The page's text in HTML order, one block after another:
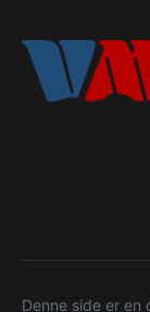
Denne side er